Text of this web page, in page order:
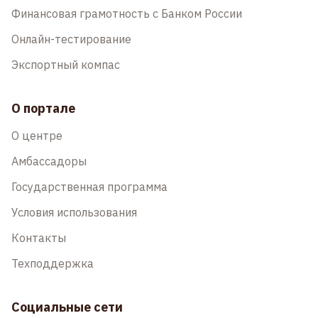
Финансовая грамотность с Банком России
Онлайн-тестирование
Экспортный компас
О портале
О центре
Амбассадоры
Государственная программа
Условия использования
Контакты
Техподдержка
Социальные сети